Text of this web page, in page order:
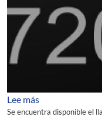
Lee mássobre
Se encuentra disponible el